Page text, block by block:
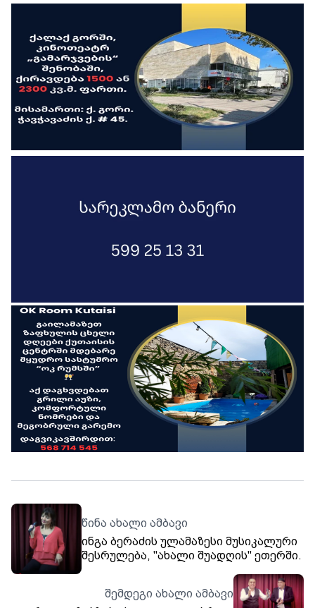
წინა ახალი ამბავი
ინგა ბერაძის ულამაზესი მუსიკალური
შესრულება, "ახალი შუადღის" ეთერში.
შემდეგი ახალი ამბავი